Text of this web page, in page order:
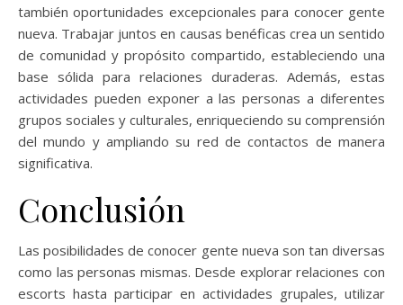
también oportunidades excepcionales para conocer gente
nueva. Trabajar juntos en causas benéficas crea un sentido
de comunidad y propósito compartido, estableciendo una
base sólida para relaciones duraderas. Además, estas
actividades pueden exponer a las personas a diferentes
grupos sociales y culturales, enriqueciendo su comprensión
del mundo y ampliando su red de contactos de manera
significativa.
Conclusión
Las posibilidades de conocer gente nueva son tan diversas
como las personas mismas. Desde explorar relaciones con
escorts hasta participar en actividades grupales, utilizar